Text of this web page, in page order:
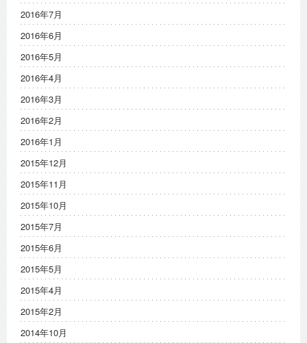
2016年7月
2016年6月
2016年5月
2016年4月
2016年3月
2016年2月
2016年1月
2015年12月
2015年11月
2015年10月
2015年7月
2015年6月
2015年5月
2015年4月
2015年2月
2014年10月